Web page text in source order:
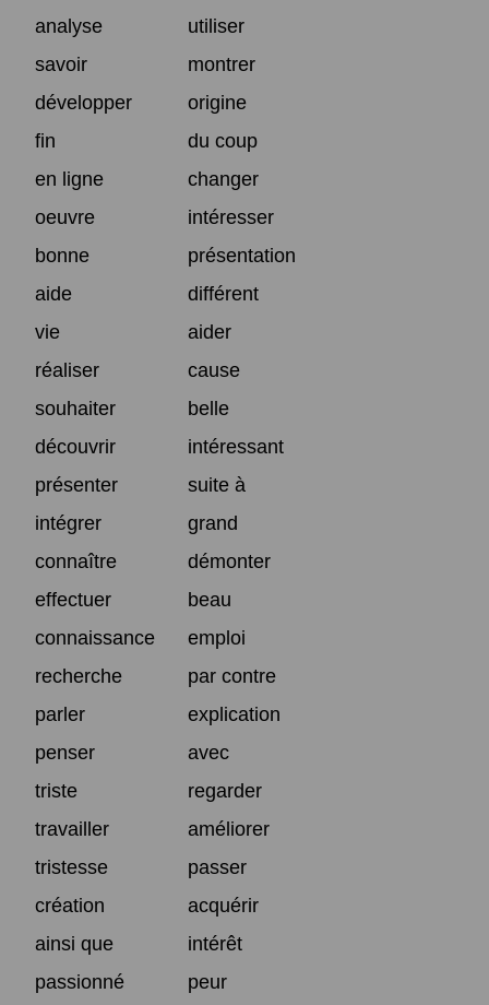
analyse
utiliser
savoir
montrer
développer
origine
fin
du coup
en ligne
changer
oeuvre
intéresser
bonne
présentation
aide
différent
vie
aider
réaliser
cause
souhaiter
belle
découvrir
intéressant
présenter
suite à
intégrer
grand
connaître
démonter
effectuer
beau
connaissance
emploi
recherche
par contre
parler
explication
penser
avec
triste
regarder
travailler
améliorer
tristesse
passer
création
acquérir
ainsi que
intérêt
passionné
peur